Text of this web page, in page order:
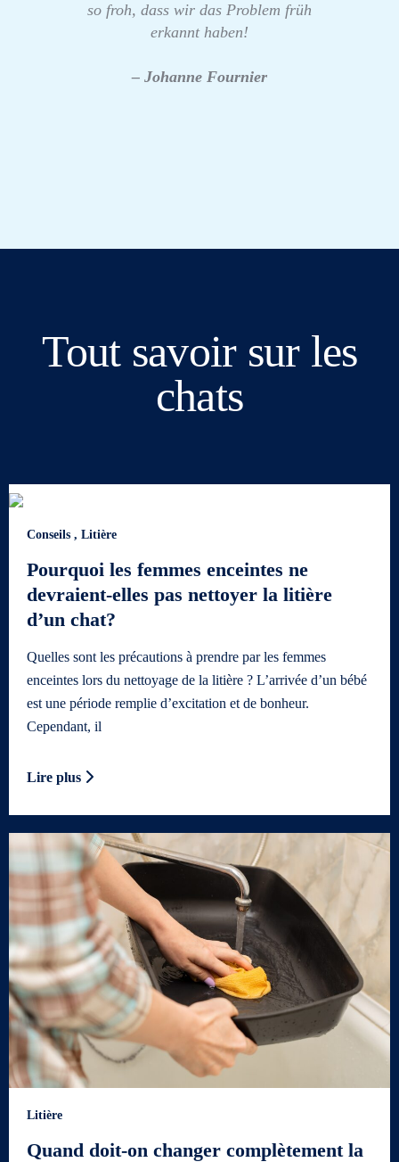
so froh, dass wir das Problem früh
erkannt haben!
– Johanne Fournier
Tout savoir sur les
chats
Conseils , Litière
Pourquoi les femmes enceintes ne
devraient-elles pas nettoyer la litière
d’un chat?
Quelles sont les précautions à prendre par les femmes
enceintes lors du nettoyage de la litière ? L’arrivée d’un bébé
est une période remplie d’excitation et de bonheur.
Cependant, il
Lire plus
Litière
Quand doit-on changer complètement la